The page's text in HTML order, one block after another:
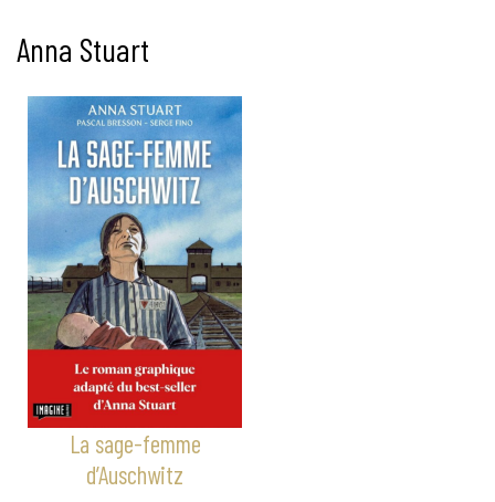
Anna Stuart
La sage-femme
d’Auschwitz